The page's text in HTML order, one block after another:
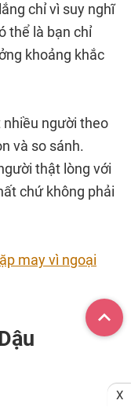
chỉ vì suy nghĩ
thể là bạn chỉ
khoảng khắc
người theo
và so sánh.
thật lòng với
chứ không phải
may vì ngoại
X